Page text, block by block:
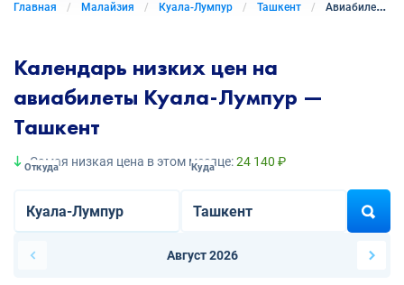
Главная Малайзия Куала-Лумпур Ташкент Авиабилеты из Куала-Лумпура в Ташкент
Календарь низких цен на
авиабилеты Куала-Лумпур —
Ташкент
Самая низкая цена в этом месяце:24 140 ₽
Откуда Куда
Август 2026